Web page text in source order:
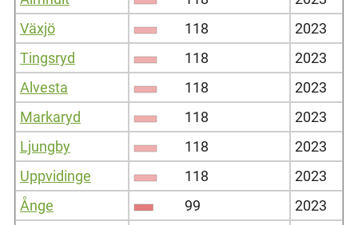
Växjö
118
2023
Tingsryd
118
2023
Alvesta
118
2023
Markaryd
118
2023
Ljungby
118
2023
Uppvidinge
118
2023
Ånge
99
2023